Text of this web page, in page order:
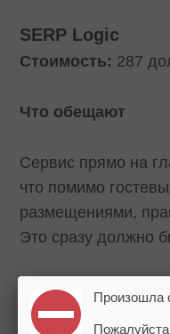
SERP Logic
Стоимость: 287
Что обещают
Сервис прямо на
что помимо
размещениями,
Это сразу должно
Сервис обещает
реальных сайтах.
Произошла